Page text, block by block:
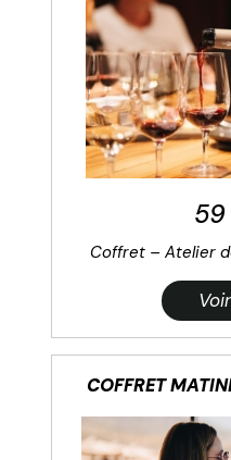
59
Coffret – Atelier
COFFRET